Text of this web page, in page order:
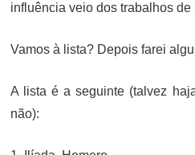
influência veio dos trabalhos de
Vamos à lista? Depois farei
A lista é a seguinte (talvez
não):